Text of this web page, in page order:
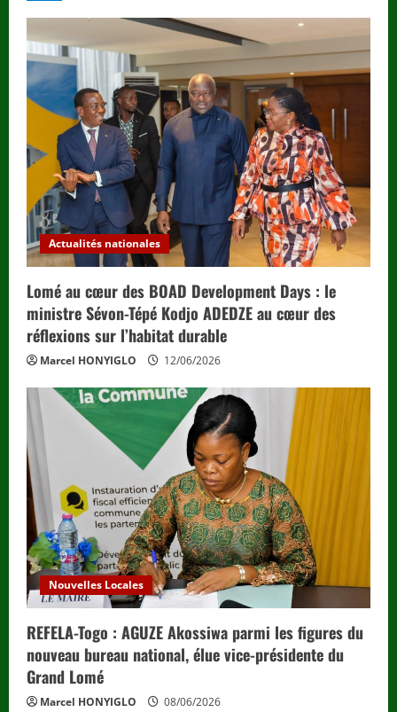
Actualités nationales
Lomé au cœur des BOAD Development Days : le
ministre Sévon-Tépé Kodjo ADEDZE au cœur des
réflexions sur l’habitat durable
Marcel HONYIGLO 12/06/2026
Nouvelles Locales
REFELA-Togo : AGUZE Akossiwa parmi les figures du
nouveau bureau national, élue vice-présidente du
Grand Lomé
Marcel HONYIGLO 08/06/2026